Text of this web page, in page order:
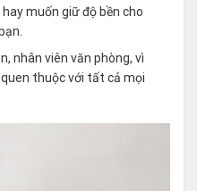
muốn giữ độ bền cho
nhân viên văn phòng, vì
thuộc với tất cả mọi